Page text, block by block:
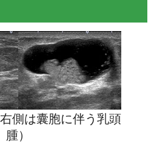
側は囊胞に伴う乳頭
腫）